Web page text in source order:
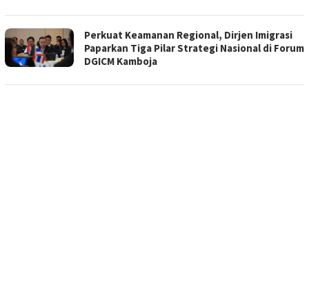
Perkuat Keamanan Regional, Dirjen Imigrasi
Paparkan Tiga Pilar Strategi Nasional di Forum
DGICM Kamboja